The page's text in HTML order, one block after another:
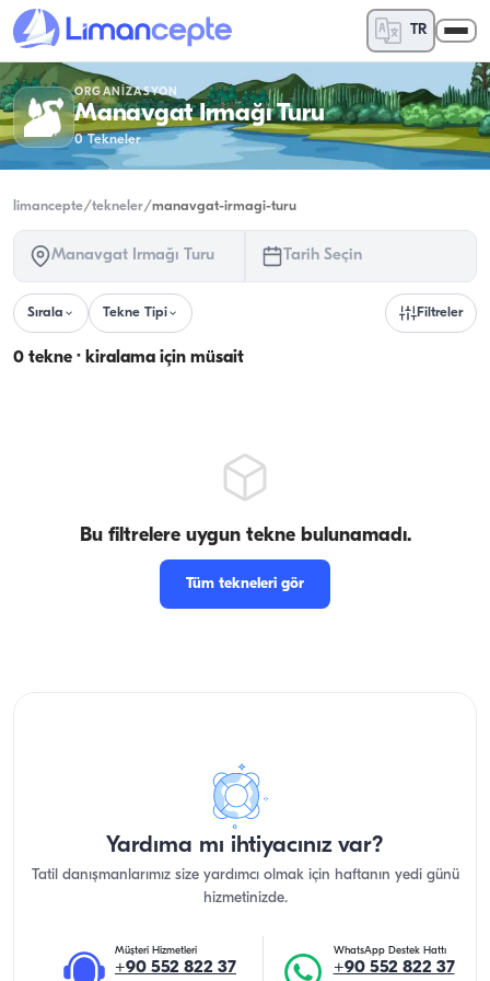
TR
ORGANIZASYON
Manavgat Irmağı Turu
0 Tekneler
limancepte/tekneler/manavgat-irmagi-turu
Manavgat Irmağı Turu Tarih Seçin
Sırala Tekne Tipi Filtreler
0 tekne · kiralama için müsait
Bu filtrelere uygun tekne bulunamadı.
Tüm tekneleri gör
Yardıma mı ihtiyacınız var?
Tatil danışmanlarımız size yardımcı olmak için haftanın yedi günü
hizmetinizde.
Müşteri Hizmetleri
+90 552 822 37
WhatsApp Destek Hattı
+90 552 822 37